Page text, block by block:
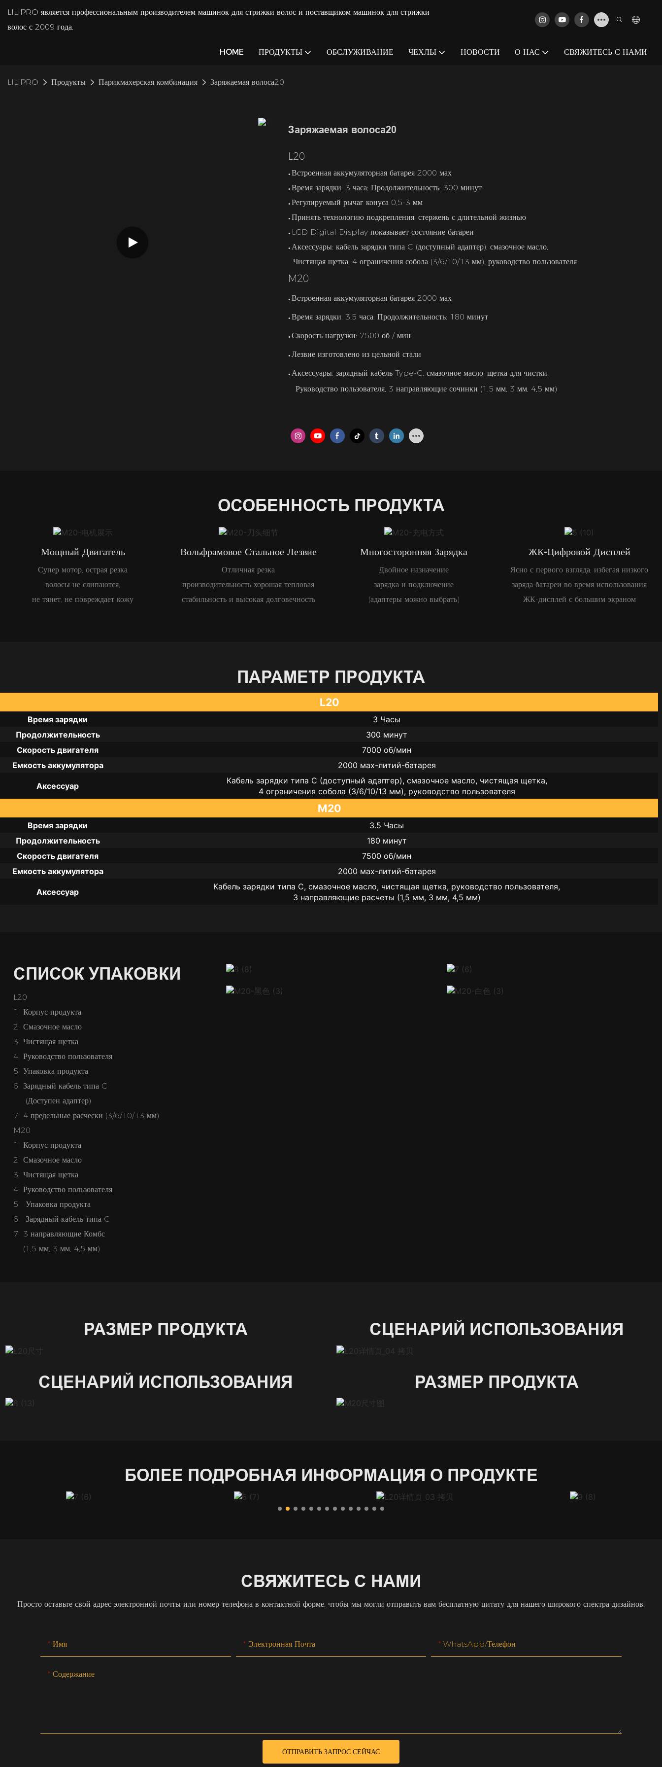
LILIPRO является профессиональным производителем машинок для стрижки волос и поставщиком машинок для стрижки
волос с 2009 года.
HOME ПРОДУКТЫ ОБСЛУЖИВАНИЕ ЧЕХЛЫ НОВОСТИ О НАС СВЯЖИТЕСЬ С НАМИ
LILIPRO Продукты Парикмахерская комбинация Заряжаемая волоса20
Заряжаемая волоса20
L20
● Встроенная аккумуляторная батарея 2000 мах
● Время зарядки: 3 часа; Продолжительность: 300 минут
● Регулируемый рычаг конуса 0,5-3 мм
● Принять технологию подкрепления, стержень с длительной жизнью
● LCD Digital Display показывает состояние батареи
● Аксессуары: кабель зарядки типа C (доступный адаптер), смазочное масло,
Чистящая щетка, 4 ограничения собола (3/6/10/13 мм), руководство пользователя
M20
● Встроенная аккумуляторная батарея 2000 мах
● Время зарядки: 3,5 часа; Продолжительность: 180 минут
● Скорость нагрузки: 7500 об / мин
● Лезвие изготовлено из цельной стали
● Аксессуары: зарядный кабель Type-C, смазочное масло, щетка для чистки,
Руководство пользователя, 3 направляющие сочинки (1,5 мм, 3 мм, 4,5 мм)
ОСОБЕННОСТЬ ПРОДУКТА
Мощный Двигатель
Супер мотор, острая резка
волосы не слипаются,
не тянет, не повреждает кожу
Вольфрамовое Стальное Лезвие
Отличная резка
производительность хорошая тепловая
стабильность и высокая долговечность
Многосторонняя Зарядка
Двойное назначение
зарядка и подключение
(адаптеры можно выбрать)
ЖК-Цифровой Дисплей
Ясно с первого взгляда, избегая низкого
заряда батареи во время использования
ЖК-дисплей с большим экраном
ПАРАМЕТР ПРОДУКТА
L20
Время зарядки
3 Часы
Продолжительность
300 минут
Скорость двигателя
7000 об/мин
Емкость аккумулятора
2000 мах-литий-батарея
Аксессуар
Кабель зарядки типа C (доступный адаптер), смазочное масло, чистящая щетка,
4 ограничения собола (3/6/10/13 мм), руководство пользователя
M20
Время зарядки
3.5 Часы
Продолжительность
180 минут
Скорость двигателя
7500 об/мин
Емкость аккумулятора
2000 мах-литий-батарея
Аксессуар
Кабель зарядки типа C, смазочное масло, чистящая щетка, руководство пользователя,
3 направляющие расчеты (1,5 мм, 3 мм, 4,5 мм)
СПИСОК УПАКОВКИ
L20
1 Корпус продукта
2 Смазочное масло
3 Чистящая щетка
4 Руководство пользователя
5 Упаковка продукта
6 Зарядный кабель типа C
(Доступен адаптер)
7 4 предельные расчески (3/6/10/13 мм)
M20
1 Корпус продукта
2 Смазочное масло
3 Чистящая щетка
4 Руководство пользователя
5
Упаковка продукта
6
Зарядный кабель типа C
7 3 направляющие Комбс
(1,5 мм, 3 мм, 4,5 мм)
РАЗМЕР ПРОДУКТА СЦЕНАРИЙ ИСПОЛЬЗОВАНИЯ
СЦЕНАРИЙ ИСПОЛЬЗОВАНИЯ РАЗМЕР ПРОДУКТА
БОЛЕЕ ПОДРОБНАЯ ИНФОРМАЦИЯ О ПРОДУКТЕ
СВЯЖИТЕСЬ С НАМИ
Просто оставьте свой адрес электронной почты или номер телефона в контактной форме, чтобы мы могли отправить вам бесплатную цитату для нашего широкого спектра дизайнов!
Имя Электронная Почта WhatsApp/телефон
Содержание
ОТПРАВИТЬ ЗАПРОС СЕЙЧАС